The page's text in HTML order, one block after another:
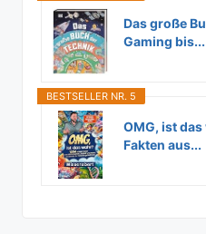
Das große
Gaming bis...
BESTSELLER NR. 5
OMG, ist
Fakten aus...